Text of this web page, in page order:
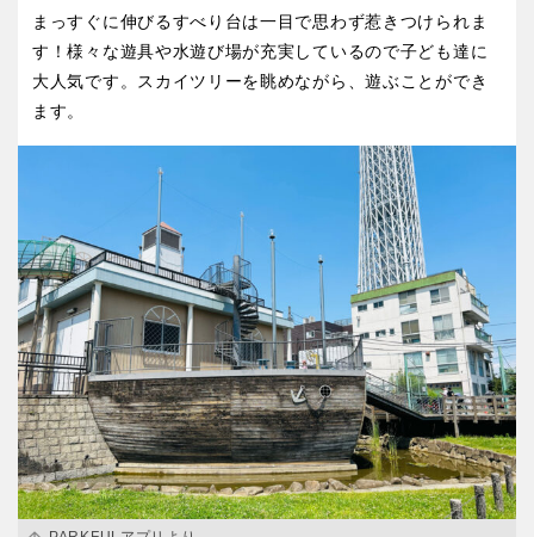
まっすぐに伸びるすべり台は一目で思わず惹きつけられま
す！様々な遊具や水遊び場が充実しているので子ども達に
大人気です。スカイツリーを眺めながら、遊ぶことができ
ます。